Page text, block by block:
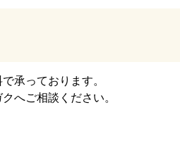
承っております。
へご相談ください。